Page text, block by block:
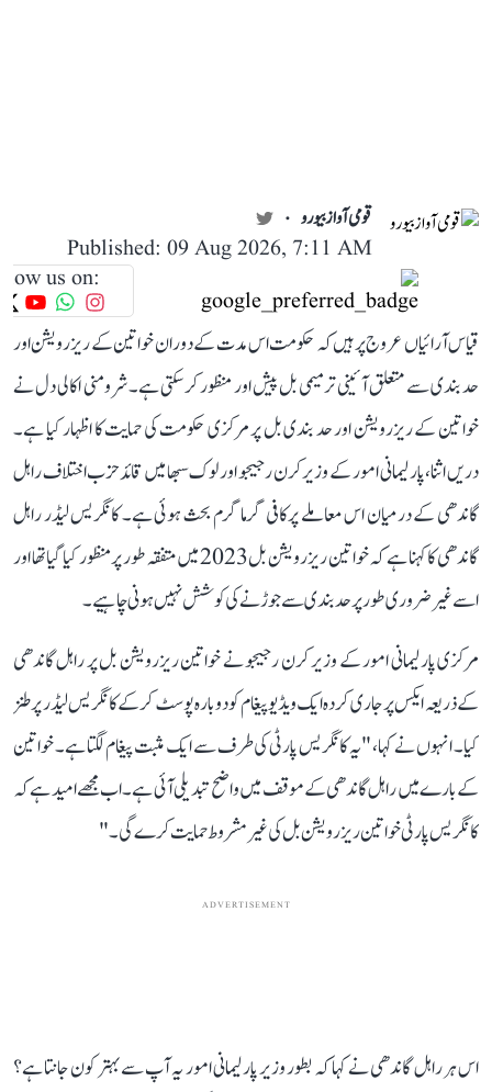
قومی آواز بیورو
Published: 09 Aug 2026, 7:11 AM
us on:
قیاس آرائیاں عروج پر ہیں کہ حکومت اس مدت کے دوران خواتین کے ریزرویشن اور
حد بندی سے متعلق آئینی ترمیمی بل پیش اور منظور کر سکتی ہے۔ شرومنی اکالی دل نے
خواتین کے ریزرویشن اور حد بندی بل پر مرکزی حکومت کی حمایت کا اظہار کیا ہے۔
دریں اثنا، پارلیمانی امور کے وزیر کرن رجیجو اور لوک سبھا میں قائد حزب اختلاف راہل
گاندھی کے درمیان اس معاملے پرکافی گرما گرم بحث ہوئی ہے۔ کانگریس لیڈر راہل
گاندھی کا کہنا ہے کہ خواتین ریزرویشن بل 2023 میں متفقہ طور پر منظور کیا گیا تھا اور
اسے غیر ضروری طور پر حد بندی سے جوڑنے کی کوشش نہیں ہونی چاہیے۔
مرکزی پارلیمانی امور کے وزیر کرن رجیجو نے خواتین ریزرویشن بل پر راہل گاندھی
کے ذریعہ ایکس پر جاری کردہ ایک ویڈیو پیغام کو دوبارہ پوسٹ کرکے کانگریس لیڈر پر طنز
کیا۔ انہوں نے کہا، "یہ کانگریس پارٹی کی طرف سے ایک مثبت پیغام لگتا ہے۔ خواتین
کے بارے میں راہل گاندھی کے موقف میں واضح تبدیلی آئی ہے۔ اب مجھے امید ہے کہ
کانگریس پارٹی خواتین ریزرویشن بل کی غیر مشروط حمایت کرے گی۔"
ADVERTISEMENT
اس ہر راہل گاندھی نے کہا کہ بطور وزیر پارلیمانی امور یہ آپ سے بہتر کون جانتا ہے؟